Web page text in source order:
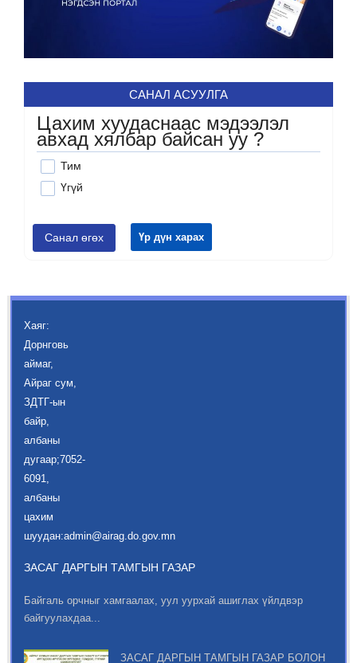
САНАЛ АСУУЛГА
Цахим хуудаснаас мэдээлэл
авхад хялбар байсан уу ?
Тим
Үгүй
Санал өгөх Үр дүн харах
Хаяг:
Дорнговь
аймаг,
Айраг сум,
ЗДТГ-ын
байр,
албаны
дугаар;7052-
6091,
албаны
цахим
шуудан:admin@airag.do.gov.mn
ЗАСАГ ДАРГЫН ТАМГЫН ГАЗАР
Байгаль орчныг хамгаалах, уул уурхай ашиглах үйлдвэр
байгуулахдаа...
ЗАСАГ ДАРГЫН ТАМГЫН ГАЗАР БОЛОН